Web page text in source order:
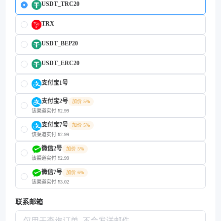
USDT_TRC20
TRX
USDT_BEP20
USDT_ERC20
支付宝1号
支付宝2号
加价 5%
该渠道实付 ¥2.99
支付宝7号
加价 5%
该渠道实付 ¥2.99
微信2号
加价 5%
该渠道实付 ¥2.99
微信7号
加价 6%
该渠道实付 ¥3.02
联系邮箱